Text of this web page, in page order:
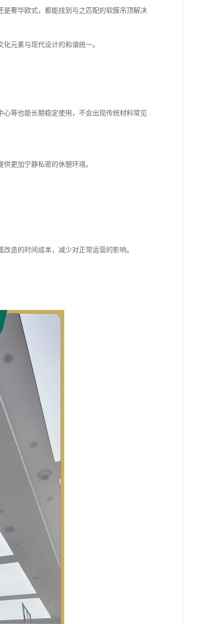
奢华欧式，都能找到与之匹配的软膜吊顶解决
元素与现代设计的和谐统一。
等也能长期稳定使用，不会出现传统材料常见
更加宁静私密的休憩环境。
造的时间成本，减少对正常运营的影响。